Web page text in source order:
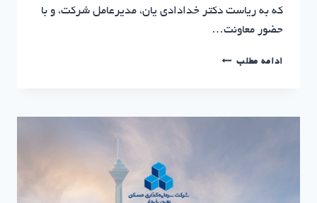
که به ریاست دکتر خدادادی یان، مدیرعامل شرکت، و با
حضور معاونت…
ادامه مطلبجلسه
بام